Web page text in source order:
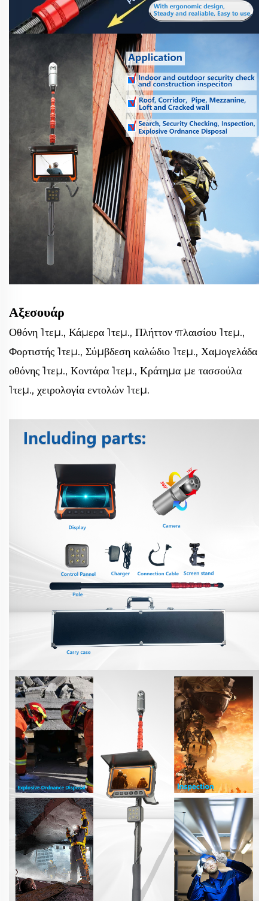
Αξεσουάρ
Οθόνη 1τεμ., Κάμερα 1τεμ., Πλήττον πλαισίου 1τεμ.,
Φορτιστής 1τεμ., Σύμβδεση καλώδιο 1τεμ., Χαμογελάδα
οθόνης 1τεμ., Κοντάρα 1τεμ., Κράτημα με τασσούλα
1τεμ., χειρολογία εντολών 1τεμ.